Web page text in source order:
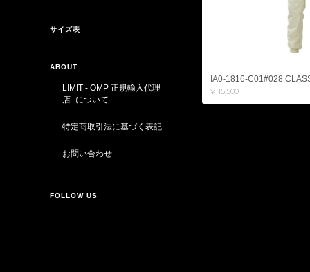
IA0-1816-C01#028
¥115,500
サイズ表
ABOUT
LIMIT - OMP 正規輸入代理
店 -について
特定商取引法に基づく表記
お問い合わせ
FOLLOW US